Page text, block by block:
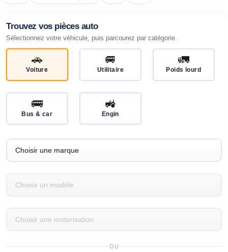
Trouvez vos pièces auto
Sélectionnez votre véhicule, puis parcourez par catégorie.
🚗
Voiture
🚐
Utilitaire
🚛
Poids lourd
🚌
Bus & car
🚜
Engin
OU